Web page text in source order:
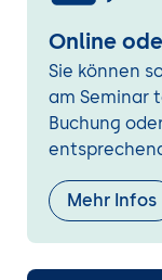
Unnamed
Methods
und API von
Stream
Online
Sie können
am Seminar
Buchung
Mehr Infos